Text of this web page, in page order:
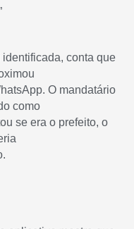
conta que
O mandatário
como
se era o prefeito, o